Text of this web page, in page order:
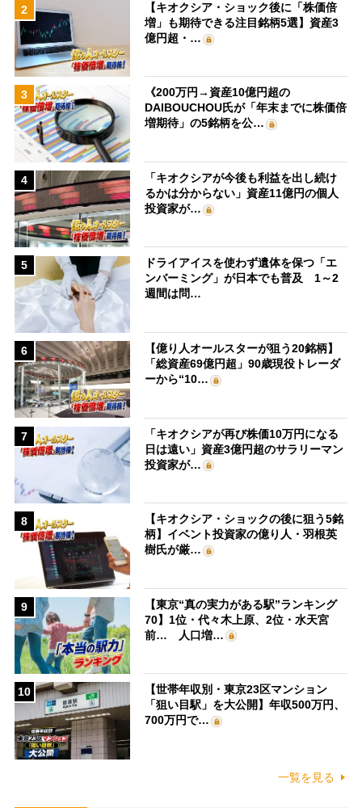
2
【キオクシア・ショック後に「株価倍
増」も期待できる注目銘柄5選】資産3
億円超・…
3
《200万円→資産10億円超の
DAIBOUCHOU氏が「年末までに株価倍
増期待」の5銘柄を公…
4
「キオクシアが今後も利益を出し続け
るかは分からない」資産11億円の個人
投資家が…
5
ドライアイスを使わず遺体を保つ「エ
ンバーミング」が日本でも普及 1～2
週間は問…
6
【億り人オールスターが狙う20銘柄】
「総資産69億円超」90歳現役トレーダ
ーから“10…
7
「キオクシアが再び株価10万円になる
日は遠い」資産3億円超のサラリーマン
投資家が…
8
【キオクシア・ショックの後に狙う5銘
柄】イベント投資家の億り人・羽根英
樹氏が厳…
9
【東京“真の実力がある駅”ランキング
70】1位・代々木上原、2位・水天宮
前… 人口増…
10
【世帯年収別・東京23区マンション
「狙い目駅」を大公開】年収500万円、
700万円で…
一覧を見る